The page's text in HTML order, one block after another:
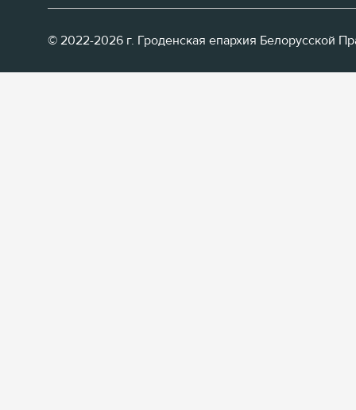
© 2022-2026 г. Гроденская епархия Белорусской